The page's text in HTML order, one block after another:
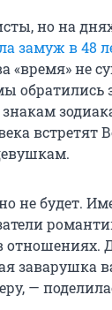
но на
замуж в 48
«время» не
обратились
не будет.
заварушка
—